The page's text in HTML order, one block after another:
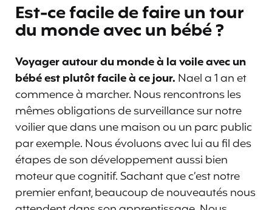
Est-ce facile de faire un tour
du monde avec un bébé ?
Voyager autour du monde à la voile avec un
bébé est plutôt facile à ce jour. Nael a 1 an et
commence à marcher. Nous rencontrons les
mêmes obligations de surveillance sur notre
voilier que dans une maison ou un parc public
par exemple. Nous évoluons avec lui au fil des
étapes de son développement aussi bien
moteur que cognitif. Sachant que c’est notre
premier enfant, beaucoup de nouveautés nous